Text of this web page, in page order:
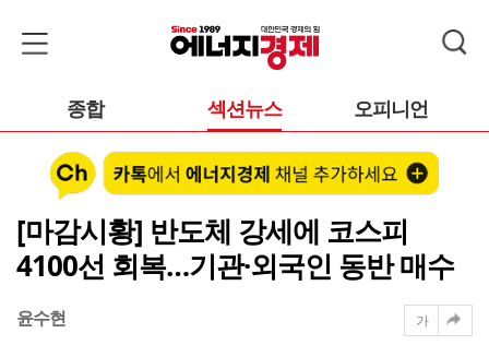
종합 섹션뉴스 오피니언
[마감시황] 반도체 강세에 코스피
4100선 회복…기관·외국인 동반 매수
윤수현
가